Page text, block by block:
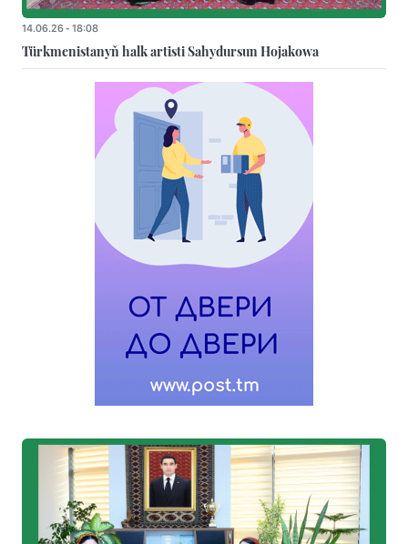
14.06.26 - 18:08
Türkmenistanyň halk artisti Sahydursun Hojakowa